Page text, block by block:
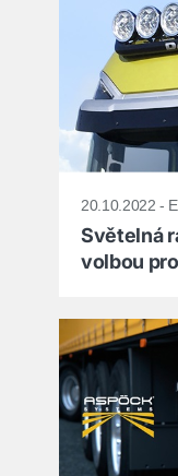
20.10.2022 -
Světelná
volbou